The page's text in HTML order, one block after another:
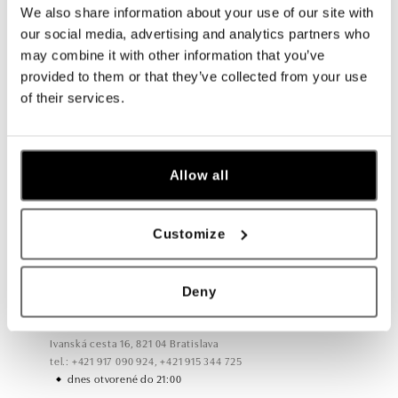
We also share information about your use of our site with
our social media, advertising and analytics partners who
may combine it with other information that you’ve
provided to them or that they’ve collected from your use
of their services.
Allow all
Customize
Deny
Všetky Česko Slovensko
ALO diamonds Hilton, Košice
ALO diamonds OC Aupark, Bratislava
Einsteinova 18, 851 01 Bratislava
dnes otvorené do 21:00
ALO diamonds OC Avion, Bratislava
Ivanská cesta 16, 821 04 Bratislava
tel.: +421 917 090 924, +421 915 344 725
dnes otvorené do 21:00